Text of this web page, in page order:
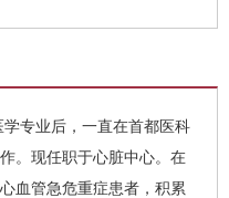
专业后，一直在首都医科
。现任职于心脏中心。在
血管急危重症患者，积累